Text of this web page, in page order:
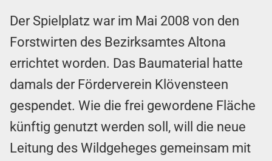
Der Spielplatz war im Mai 2008 von den
Forstwirten des Bezirksamtes Altona
errichtet worden. Das Baumaterial hatte
damals der Förderverein Klövensteen
gespendet. Wie die frei gewordene Fläche
künftig genutzt werden soll, will die neue
Leitung des Wildgeheges gemeinsam mit